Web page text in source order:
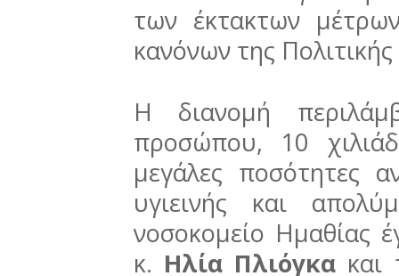
των έκτακτων
κανόνων της
Η διανομή
προσώπου, 10
μεγάλες ποσότητες
υγιεινής και
νοσοκομείο Ημαθίας
κ. Ηλία Πλιόγκα και